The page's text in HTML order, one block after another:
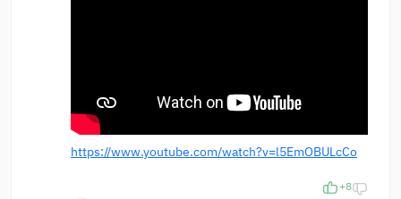
https://www.youtube.com/watch?v=l5EmOBULcCo
+8